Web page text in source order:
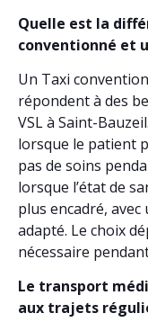
Quelle est la
conventionné et
Un Taxi
répondent à des
VSL à Saint-
lorsque le patient
pas de soins
lorsque l’état de
plus encadré,
adapté. Le choix
nécessaire
Le transport
aux trajets